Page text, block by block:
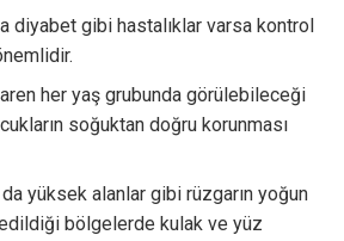
diyabet gibi hastalıklar varsa kontrol
her yaş grubunda görülebileceği
soğuktan doğru korunması
da yüksek alanlar gibi rüzgarın yoğun
bölgelerde kulak ve yüz